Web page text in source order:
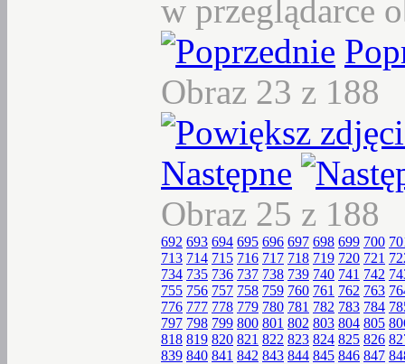
w przeglądarce
Obraz 23 z 188
Następne
Obraz 25 z 188
692 693 694 695 696 697 698 699 700
713 714 715 716 717 718 719 720 721
734 735 736 737 738 739 740 741 742
755 756 757 758 759 760 761 762 763
776 777 778 779 780 781 782 783 784
797 798 799 800 801 802 803 804 805
818 819 820 821 822 823 824 825 826
839 840 841 842 843 844 845 846 847